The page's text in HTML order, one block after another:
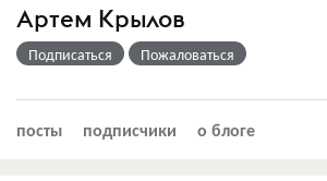
Артем Крылов
Подписаться Пожаловаться
посты подписчики о блоге